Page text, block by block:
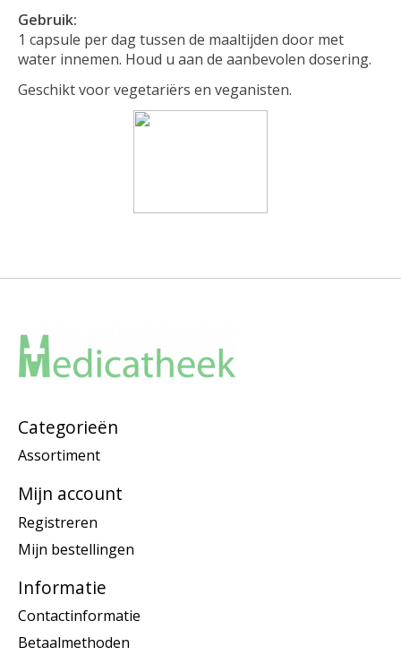
Gebruik:
1 capsule per dag tussen de maaltijden door met
water innemen. Houd u aan de aanbevolen dosering.
Geschikt voor vegetariërs en veganisten.
Categorieën
Assortiment
Mijn account
Registreren
Mijn bestellingen
Informatie
Contactinformatie
Betaalmethoden